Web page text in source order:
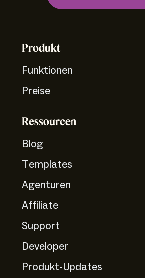
Produkt
Funktionen
Preise
Ressourcen
Blog
Templates
Agenturen
Affiliate
Support
Developer
Produkt-Updates